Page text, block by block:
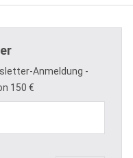
Anmeldung -
150 €